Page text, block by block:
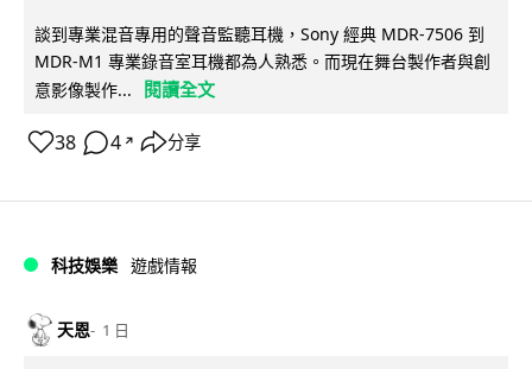
談到專業混音專用的聲音監聽耳機，Sony 經典 MDR-7506 到
MDR-M1 專業錄音室耳機都為人熟悉。而現在舞台製作者與創
意影像製作...
閱讀全文
38 4 ↗ 分享
科技娛樂 遊戲情報
天恩 1 日